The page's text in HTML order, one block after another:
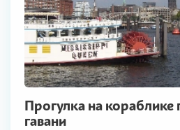
Прогулка на кораблике
гавани